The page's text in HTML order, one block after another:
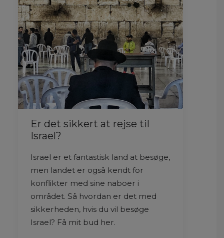
Er det sikkert at rejse til
Israel?
Israel er et fantastisk land at besøge,
men landet er også kendt for
konflikter med sine naboer i
området. Så hvordan er det med
sikkerheden, hvis du vil besøge
Israel? Få mit bud her.